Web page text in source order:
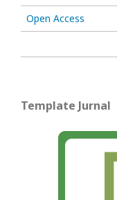
Open Access
Template Jurnal